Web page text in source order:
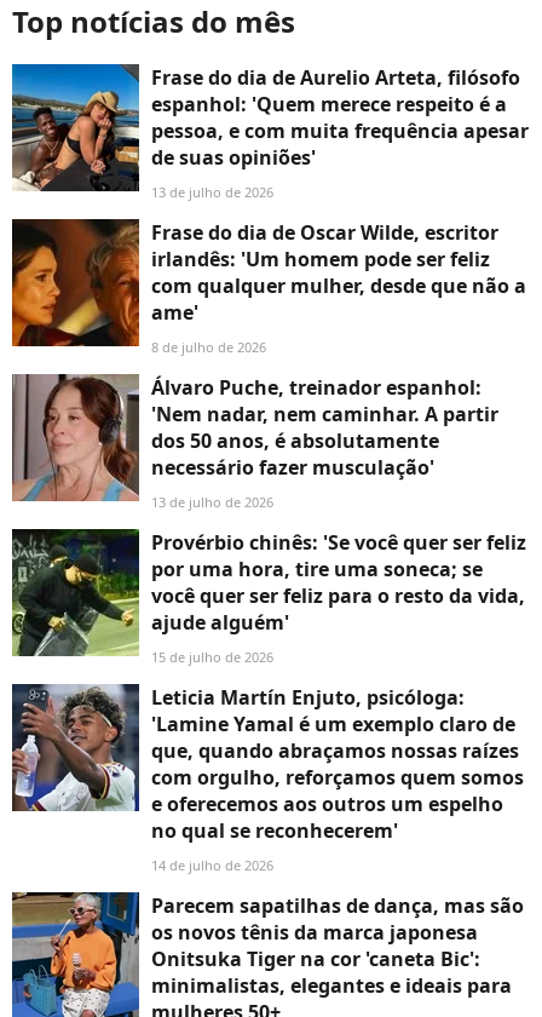
Top notícias do mês
Frase do dia de Aurelio Arteta, filósofo
espanhol: 'Quem merece respeito é a
pessoa, e com muita frequência apesar
de suas opiniões'
13 de julho de 2026
Frase do dia de Oscar Wilde, escritor
irlandês: 'Um homem pode ser feliz
com qualquer mulher, desde que não a
ame'
8 de julho de 2026
Álvaro Puche, treinador espanhol:
'Nem nadar, nem caminhar. A partir
dos 50 anos, é absolutamente
necessário fazer musculação'
13 de julho de 2026
Provérbio chinês: 'Se você quer ser feliz
por uma hora, tire uma soneca; se
você quer ser feliz para o resto da vida,
ajude alguém'
15 de julho de 2026
Leticia Martín Enjuto, psicóloga:
'Lamine Yamal é um exemplo claro de
que, quando abraçamos nossas raízes
com orgulho, reforçamos quem somos
e oferecemos aos outros um espelho
no qual se reconhecerem'
14 de julho de 2026
Parecem sapatilhas de dança, mas são
os novos tênis da marca japonesa
Onitsuka Tiger na cor 'caneta Bic':
minimalistas, elegantes e ideais para